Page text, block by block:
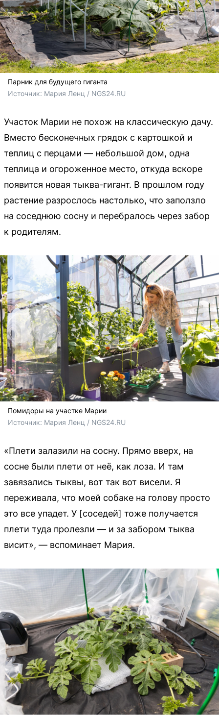
Парник для будущего гиганта
Источник: Мария Ленц / NGS24.RU
Участок Марии не похож на классическую дачу.
Вместо бесконечных грядок с картошкой и
теплиц с перцами — небольшой дом, одна
теплица и огороженное место, откуда вскоре
появится новая тыква-гигант. В прошлом году
растение разрослось настолько, что заползло
на соседнюю сосну и перебралось через забор
к родителям.
Помидоры на участке Марии
Источник: Мария Ленц / NGS24.RU
«Плети залазили на сосну. Прямо вверх, на
сосне были плети от неё, как лоза. И там
завязались тыквы, вот так вот висели. Я
переживала, что моей собаке на голову просто
это все упадет. У [соседей] тоже получается
плети туда пролезли — и за забором тыква
висит», — вспоминает Мария.